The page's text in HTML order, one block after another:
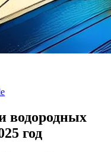
водородных
год